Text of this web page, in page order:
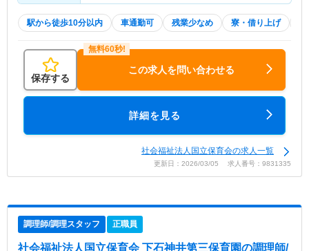
駅から徒歩10分以内 車通勤可 残業少なめ 寮・借り上げ
保存する
この求人を問い合わせる
詳細を見る
社会福祉法人国立保育会の求人一覧
更新日：2026/03/05 求人番号：9831335
調理師/調理スタッフ 正職員
社会福祉法人国立保育会 下石神井第三保育園の調理師/